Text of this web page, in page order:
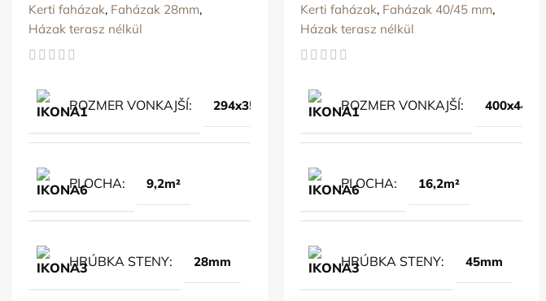
Kerti faházak, Faházak 28mm,
Házak terasz nélkül
ROZMER VONKAJŠÍ 294x355cm
PLOCHA 9,2m²
HRÚBKA STENY 28mm
Kerti faházak, Faházak 40/45 mm,
Házak terasz nélkül
ROZMER VONKAJŠÍ 400x445cm
PLOCHA 16,2m²
HRÚBKA STENY 45mm